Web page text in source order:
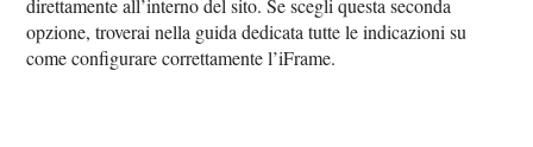
direttamente all’interno del sito. Se scegli questa seconda
opzione, troverai nella guida dedicata tutte le indicazioni su
come configurare correttamente l’iFrame.